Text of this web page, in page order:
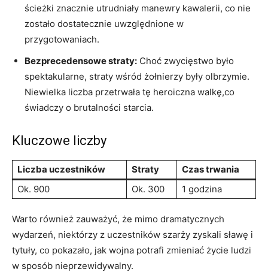
ścieżki znacznie utrudniały​ manewry ‌kawalerii, co nie
zostało dostatecznie ‍uwzględnione w
przygotowaniach.
Bezprecedensowe straty: Choć⁣ zwycięstwo ‌było⁤
spektakularne, straty wśród żołnierzy były olbrzymie.
Niewielka liczba przetrwała tę heroiczna ‍walkę,co
świadczy o ⁣brutalności ‍starcia.
Kluczowe liczby
Liczba uczestników Straty
Czas ⁤trwania
Ok.⁢ 900
Ok. 300 1 godzina
Warto również zauważyć, ‌że mimo dramatycznych
wydarzeń, niektórzy z‍ uczestników szarży zyskali ⁤sławę⁤ i
⁢tytuły, co pokazało, jak wojna potrafi zmieniać ⁤życie ludzi
w sposób ⁤nieprzewidywalny.